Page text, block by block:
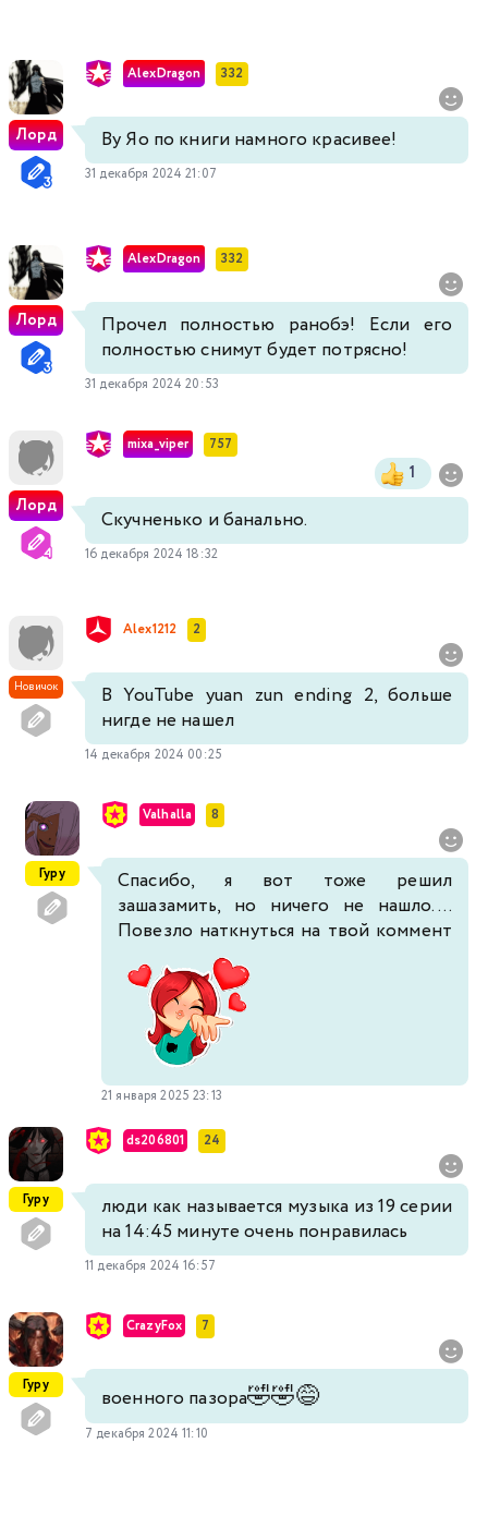
Лорд
AlexDragon 332
Ву Яо по книги намного красивее!
31 декабря 2024 21:07
Лорд
AlexDragon 332
Прочел полностью ранобэ! Если его
полностью снимут будет потрясно!
31 декабря 2024 20:53
Лорд
mixa_viper 757
1
Скучненько и банально.
16 декабря 2024 18:32
Новичок
Alex1212 2
В YouTube yuan zun ending 2, больше
нигде не нашел
14 декабря 2024 00:25
Гуру
Valhalla 8
Спасибо, я вот тоже решил
зашазамить, но ничего не нашло....
Повезло наткнуться на твой коммент
21 января 2025 23:13
Гуру
ds206801 24
люди как называется музыка из 19 серии
на 14:45 минуте очень понравилась
11 декабря 2024 16:57
Гуру
CrazyFox 7
военного пазора🤣🤣😅
7 декабря 2024 11:10